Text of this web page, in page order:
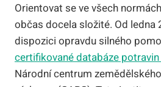
Orientovat se ve všech
občas docela složité. Od ledna
dispozici opravdu silného
certifikované databáze
Národní centrum